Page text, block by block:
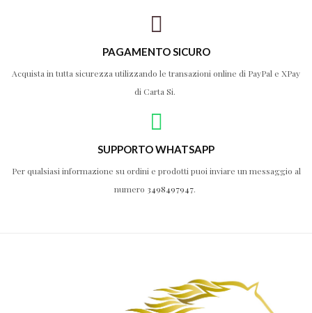
PAGAMENTO SICURO
Acquista in tutta sicurezza utilizzando le transazioni online di PayPal e XPay
di Carta Si.
SUPPORTO WHATSAPP
Per qualsiasi informazione su ordini e prodotti puoi inviare un messaggio al
numero 3498497947.